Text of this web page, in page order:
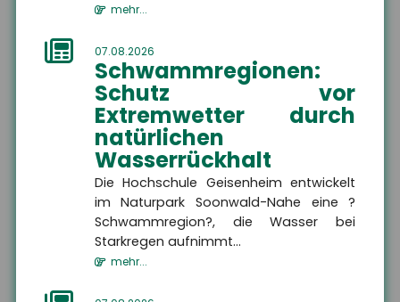
mehr...
07.08.2026
Schwammregionen:
Schutz vor
Extremwetter durch
natürlichen
Wasserrückhalt
Die Hochschule Geisenheim entwickelt
im Naturpark Soonwald-Nahe eine ?
Schwammregion?, die Wasser bei
Starkregen aufnimmt...
mehr...
Jens Geßenhardt
Geschäftsführer
+49 3671 6743-0